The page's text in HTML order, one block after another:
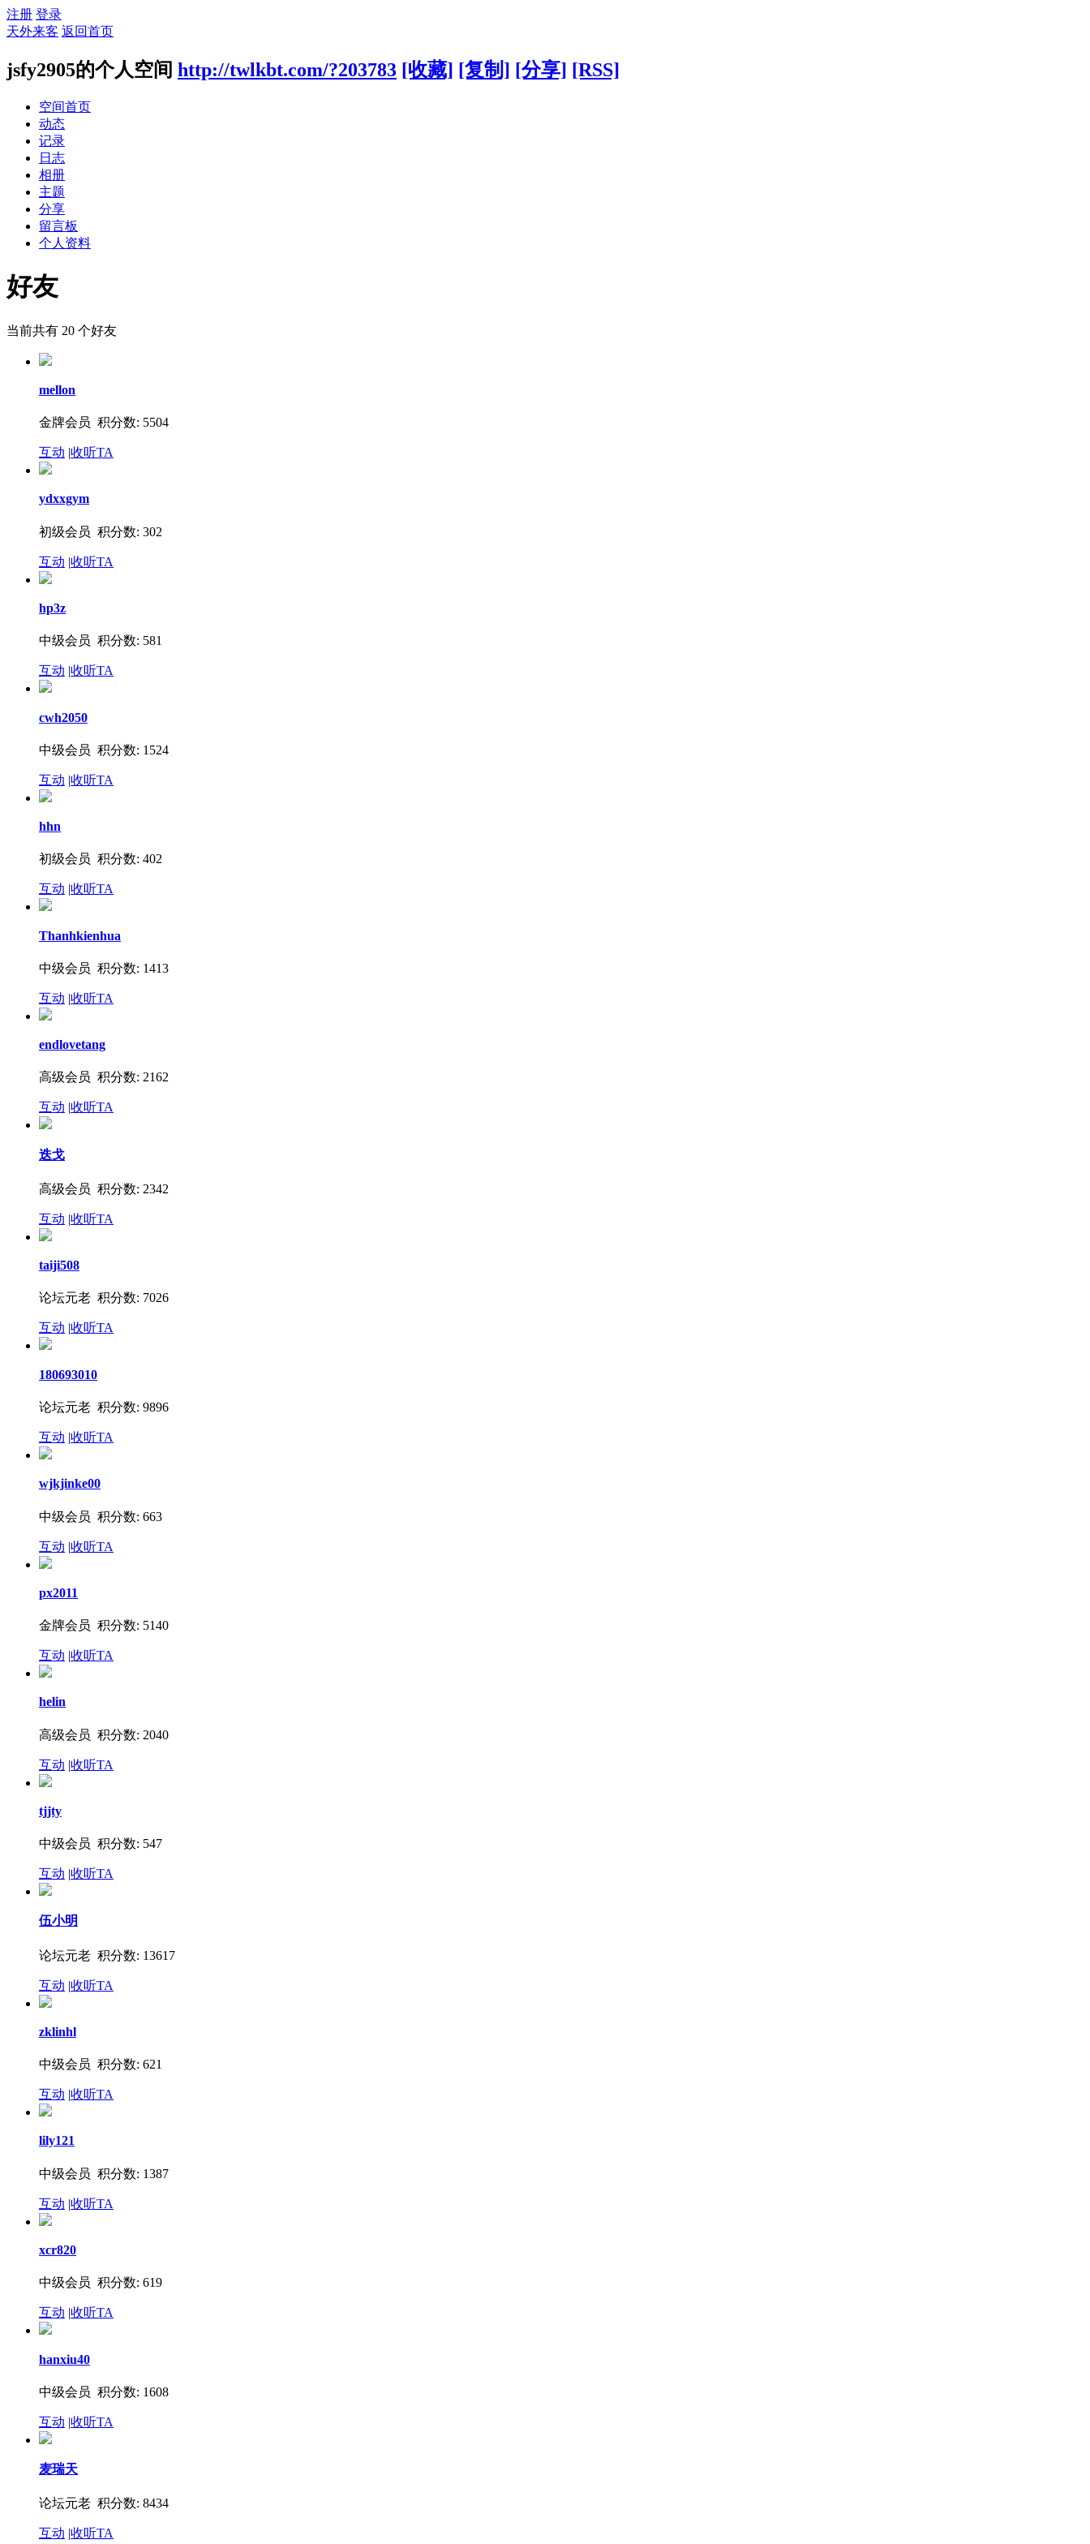
注册 登录
天外来客 返回首页
jsfy2905的个人空间 http://twlkbt.com/?203783 [收藏] [复制] [分享] [RSS]
空间首页
动态
记录
日志
相册
主题
分享
留言板
个人资料
好友
当前共有 20 个好友
mellon
金牌会员 积分数: 5504
互动 |收听TA
ydxxgym
初级会员 积分数: 302
互动 |收听TA
hp3z
中级会员 积分数: 581
互动 |收听TA
cwh2050
中级会员 积分数: 1524
互动 |收听TA
hhn
初级会员 积分数: 402
互动 |收听TA
Thanhkienhua
中级会员 积分数: 1413
互动 |收听TA
endlovetang
高级会员 积分数: 2162
互动 |收听TA
迭戈
高级会员 积分数: 2342
互动 |收听TA
taiji508
论坛元老 积分数: 7026
互动 收听TA
180693010
论坛元老 积分数: 9896
互动 |收听TA
wjkjinke00
中级会员 积分数: 663
互动 |收听TA
px2011
金牌会员 积分数: 5140
互动 |收听TA
helin
高级会员 积分数: 2040
互动 |收听TA
tjjty
中级会员 积分数: 547
互动 |收听TA
伍小明
论坛元老 积分数: 13617
互动 |收听TA
zklinhl
中级会员 积分数: 621
互动 |收听TA
lily121
中级会员 积分数: 1387
互动 |收听TA
xcr820
中级会员 积分数: 619
互动 |收听TA
hanxiu40
中级会员 积分数: 1608
互动 |收听TA
麦瑞天
论坛元老 积分数: 8434
互动 |收听TA